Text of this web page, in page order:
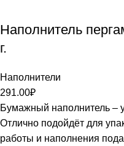
Наполнитель
г.
Наполнители
291.00₽
Бумажный наполнитель –
Отлично подойдёт для
работы и наполнения